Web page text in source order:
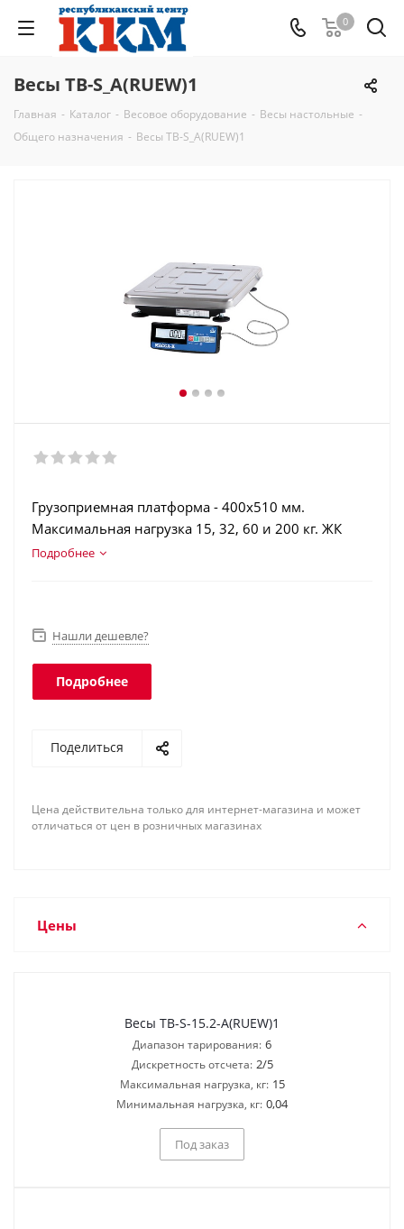
0
Весы ТВ-S_А(RUEW)1
Главная - Каталог - Весовое оборудование - Весы настольные -
Общего назначения - Весы ТВ-S_А(RUEW)1
Грузоприемная платформа - 400х510 мм.
Максимальная нагрузка 15, 32, 60 и 200 кг. ЖК
индикатор с подсветкой. Аккумулятор. Счетный
Подробнее
Нашли дешевле?
Подробнее
Поделиться
Цена действительна только для интернет-магазина и может
отличаться от цен в розничных магазинах
Цены
Весы TB-S-15.2-A(RUEW)1
Диапазон тарирования: 6
Дискретность отсчета: 2/5
Максимальная нагрузка, кг: 15
Минимальная нагрузка, кг: 0,04
Под заказ